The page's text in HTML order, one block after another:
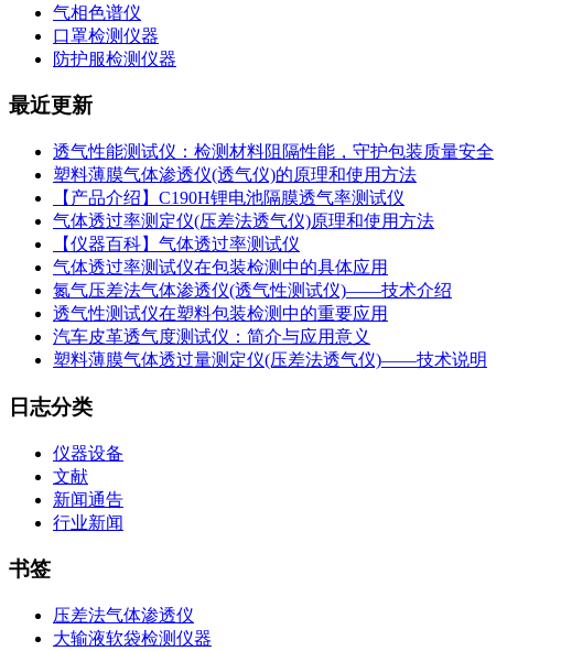
气相色谱仪
口罩检测仪器
防护服检测仪器
最近更新
透气性能测试仪：检测材料阻隔性能，守护包装质量安全
塑料薄膜气体渗透仪(透气仪)的原理和使用方法
【产品介绍】C190H锂电池隔膜透气率测试仪
气体透过率测定仪(压差法透气仪)原理和使用方法
【仪器百科】气体透过率测试仪
气体透过率测试仪在包装检测中的具体应用
氮气压差法气体渗透仪(透气性测试仪)——技术介绍
透气性测试仪在塑料包装检测中的重要应用
汽车皮革透气度测试仪：简介与应用意义
塑料薄膜气体透过量测定仪(压差法透气仪)——技术说明
日志分类
仪器设备
文献
新闻通告
行业新闻
书签
压差法气体渗透仪
大输液软袋检测仪器